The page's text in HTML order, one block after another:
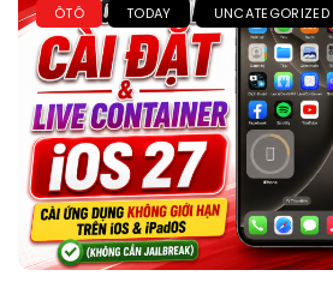
ÔTÔ TODAY UNCATEGORIZED